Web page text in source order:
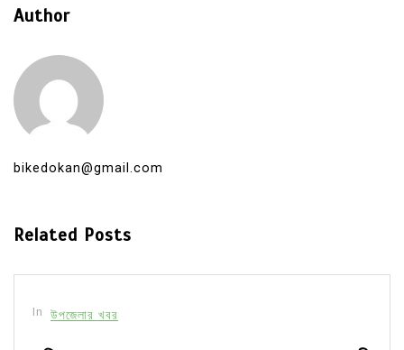
Author
bikedokan@gmail.com
Related Posts
In উপজেলার খবর